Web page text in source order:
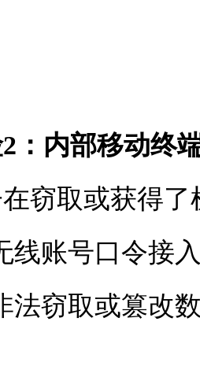
2 ：内部移动终
取或获得了
线账号口令接
法窃取或篡改